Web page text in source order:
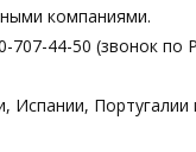
компаниями.
44-50 (звонок по
Испании,